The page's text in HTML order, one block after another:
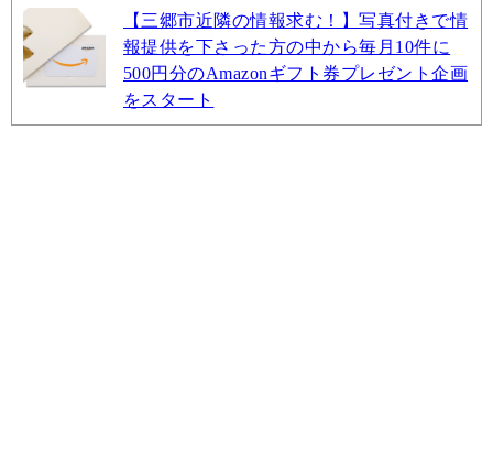
【三郷市近隣の情報求む！】写真付きで情
報提供を下さった方の中から毎月10件に
500円分のAmazonギフト券プレゼント企画
をスタート